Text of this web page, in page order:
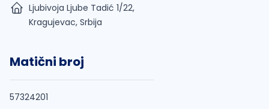
Ljubivoja Ljube Tadić 1/22,
Kragujevac, Srbija
Matični broj
57324201